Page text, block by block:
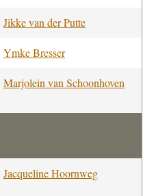
Jikke van der Putte
Ymke Bresser
Marjolein van Schoonhoven
Jacqueline Hoornweg